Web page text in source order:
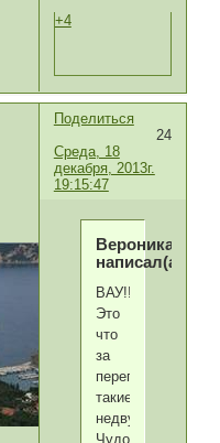
+4
Поделиться
24
Среда, 18
декабря, 2013г.
19:15:47
Вероника
написал(а):
ВАУ!!!!
Это
что
за
переглядки
такие
Чудо